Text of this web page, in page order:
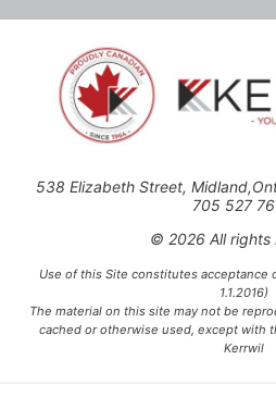
538 Elizabeth Street,
705 527
© 2026 All rights
Use of this Site constitutes acceptance
1.1.2016)
The material on this site may not be
cached or otherwise used, except with
Kerrwil